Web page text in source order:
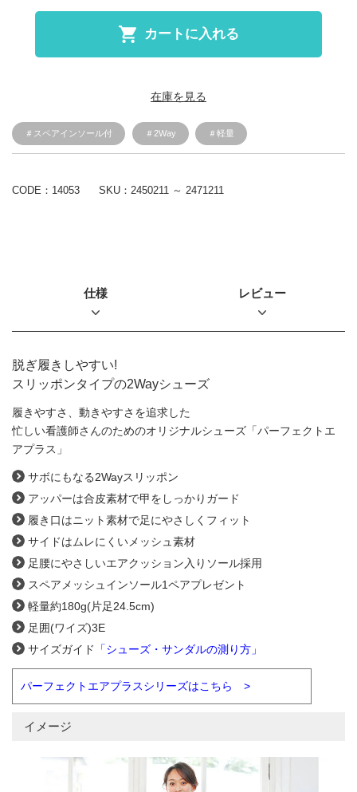
カートに入れる
在庫を見る
＃スペアインソール付 ＃2Way ＃軽量
CODE：14053 SKU： 2450211 ～ 2471211
仕様 レビュー
脱ぎ履きしやすい!
スリッポンタイプの2Wayシューズ
履きやすさ、動きやすさを追求した
忙しい看護師さんのためのオリジナルシューズ「パーフェクトエ
アプラス」
サボにもなる2Wayスリッポン
アッパーは合皮素材で甲をしっかりガード
履き口はニット素材で足にやさしくフィット
サイドはムレにくいメッシュ素材
足腰にやさしいエアクッション入りソール採用
スペアメッシュインソール1ペアプレゼント
軽量約180g(片足24.5cm)
足囲(ワイズ)3E
サイズガイド
「シューズ・サンダルの測り方」
パーフェクトエアプラスシリーズはこちら >
イメージ